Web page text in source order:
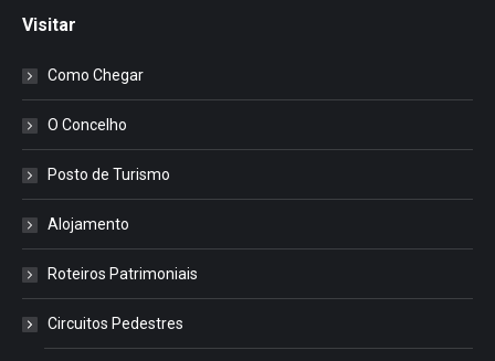
Visitar
Como Chegar
O Concelho
Posto de Turismo
Alojamento
Roteiros Patrimoniais
Circuitos Pedestres